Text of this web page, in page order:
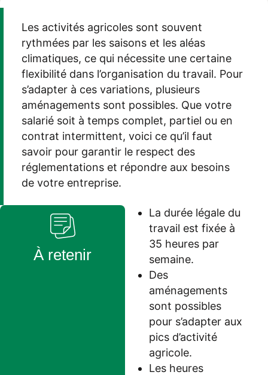
Les activités agricoles sont souvent
rythmées par les saisons et les aléas
climatiques, ce qui nécessite une certaine
flexibilité dans l’organisation du travail. Pour
s’adapter à ces variations, plusieurs
aménagements sont possibles. Que votre
salarié soit à temps complet, partiel ou en
contrat intermittent, voici ce qu’il faut
savoir pour garantir le respect des
réglementations et répondre aux besoins
de votre entreprise.
À retenir
La durée légale du
travail est fixée à
35 heures par
semaine.
Des
aménagements
sont possibles
pour s’adapter aux
pics d’activité
agricole.
Les heures